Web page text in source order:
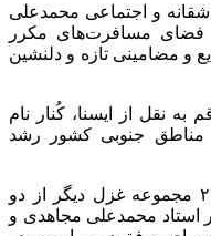
و اجتماعی محمدعلی
فضای مسافرت‌های مکرر
و مضامینی تازه و دلنشین
نقل از ایسنا، کُنار نام
جنوبی کشور رشد
هفته پیش این مجموعه غزل در کنار ۲ مجموعه غزل دیگر از دو
محمدعلی مجاهدی و